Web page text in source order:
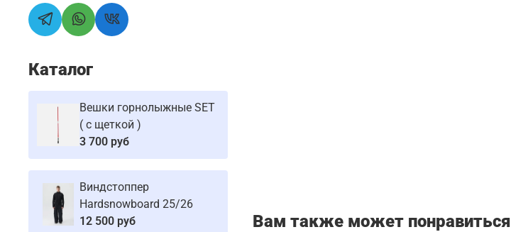
Вам также может понравиться
Каталог
Вешки горнолыжные SET
( с щеткой )
3 700 руб
Виндстоппер
Hardsnowboard 25/26
12 500 руб